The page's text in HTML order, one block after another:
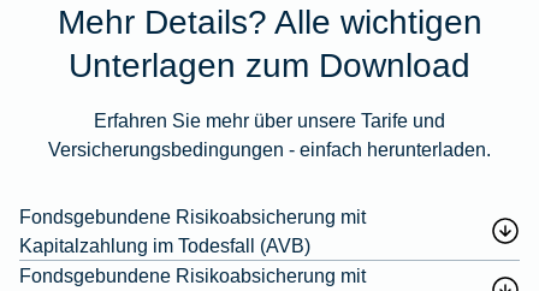
Mehr Details? Alle wichtigen
Unterlagen zum Download
Erfahren Sie mehr über unsere Tarife und
Versicherungsbedingungen - einfach herunterladen.
Fondsgebundene Risikoabsicherung mit
Kapitalzahlung im Todesfall (AVB)
Fondsgebundene Risikoabsicherung mit